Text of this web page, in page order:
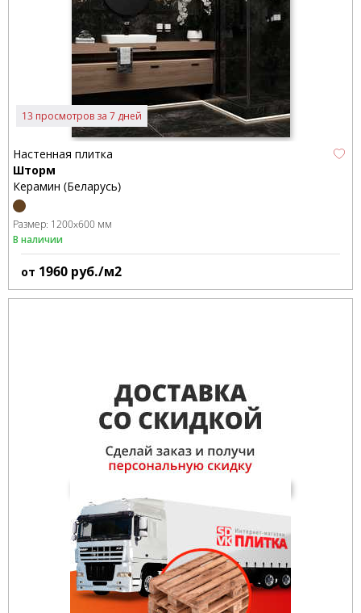
13 просмотров за 7 дней
Настенная плитка
Шторм
Керамин (Беларусь)
Размер: 1200x600 мм
В наличии
от 1960 руб./м2